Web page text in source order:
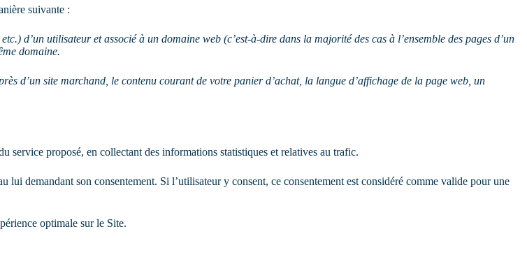
suivante :
d’un utilisateur et associé à un domaine web (c’est-à-dire dans la majorité des cas à l’ensemble des pages d’un
domaine.
d’un site marchand, le contenu courant de votre panier d’achat, la langue d’affichage de la page web, un
proposé, en collectant des informations statistiques et relatives au trafic.
lui demandant son consentement. Si l’utilisateur y consent, ce consentement est considéré comme valide pour une
optimale sur le Site.